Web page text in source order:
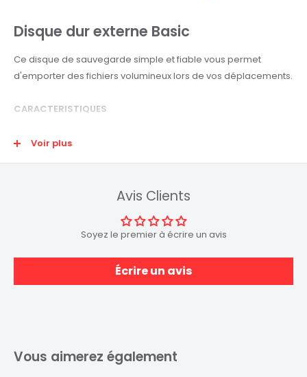
Disque dur externe Basic
Ce disque de sauvegarde simple et fiable vous permet
d'emporter des fichiers volumineux lors de vos déplacements.
CARACTERISTIQUES
Taille du disque dur:
Version USB:3.2 Gen 1 (3.1 Gen 1)
Disque portable externe Seagate Basic
Guide de démarrage rapide
Voir plus
Avis Clients
Soyez le premier à écrire un avis
Écrire un avis
Vous aimerez également